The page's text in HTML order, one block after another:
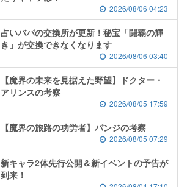
2026/08/06 04:23
占いババの交換所が更新！秘宝「闘覇の輝
き」が交換できなくなります
2026/08/06 03:40
【魔界の未来を見据えた野望】ドクター・
アリンスの考察
2026/08/05 17:59
【魔界の旅路の功労者】パンジの考察
2026/08/05 07:29
新キャラ2体先行公開＆新イベントの予告が
到来！